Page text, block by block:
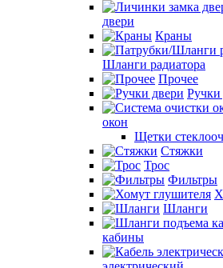
двери
Краны
Шланги радиатора
Прочее
Ручки
окон
Щетки
Стяжки
Трос
Фильтры
Шланги
кабины